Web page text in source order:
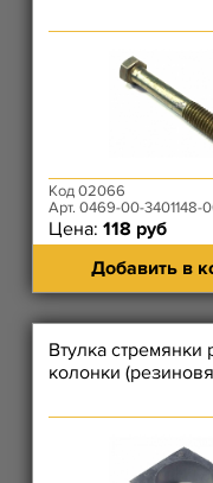
Код 02066
Арт. 0469-00-3401148-
Цена: 118 руб
Добавить в
Втулка стремянки
колонки